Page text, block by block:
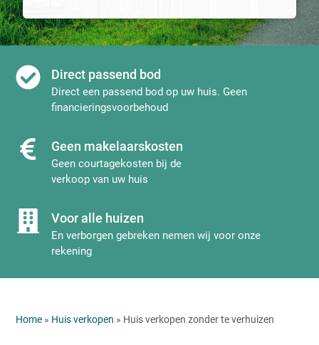
Direct passend bod
Direct een passend bod op uw huis. Geen
financieringsvoorbehoud
Geen makelaarskosten
Geen courtagekosten bij de
verkoop van uw huis
Voor alle huizen
En verborgen gebreken nemen wij voor onze
rekening
Home » Huis verkopen » Huis verkopen zonder te verhuizen